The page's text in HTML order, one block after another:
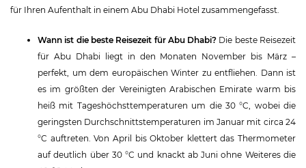
für Ihren Aufenthalt in einem Abu Dhabi Hotel zusammengefasst.
Wann ist die beste Reisezeit für Abu Dhabi? Die beste Reisezeit
für Abu Dhabi liegt in den Monaten November bis März –
perfekt, um dem europäischen Winter zu entfliehen. Dann ist
es im größten der Vereinigten Arabischen Emirate warm bis
heiß mit Tageshöchsttemperaturen um die 30 °C, wobei die
geringsten Durchschnittstemperaturen im Januar mit circa 24
°C auftreten. Von April bis Oktober klettert das Thermometer
auf deutlich über 30 °C und knackt ab Juni ohne Weiteres die